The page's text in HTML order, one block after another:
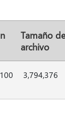
Tamaño de
archivo
3,794,376